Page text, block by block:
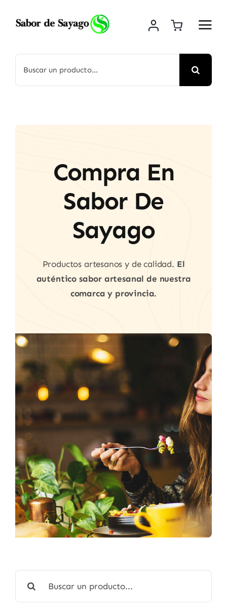
Compra En
Sabor De
Sayago
Productos artesanos y de calidad. El
auténtico sabor artesanal de nuestra
comarca y provincia.